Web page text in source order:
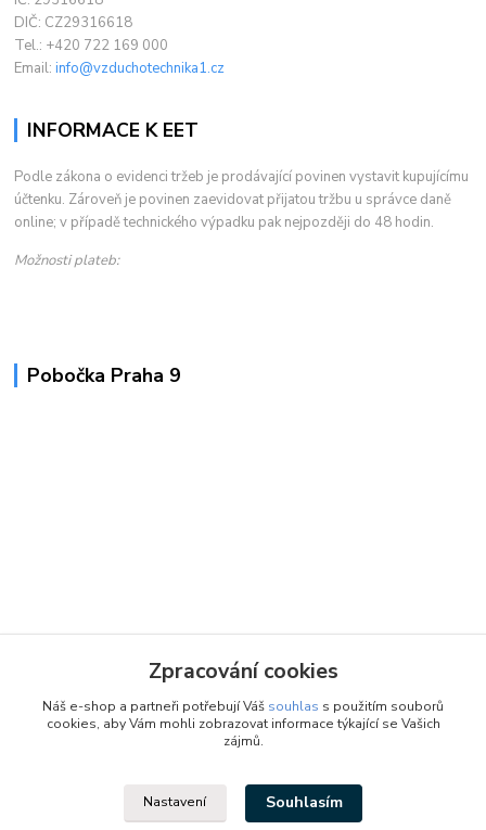
DIČ: CZ29316618
Tel.: +420 722 169 000
Email:info@vzduchotechnika1.cz
INFORMACE K EET
Podle zákona o evidenci tržeb je prodávající povinen vystavit kupujícímu
účtenku. Zároveň je povinen zaevidovat přijatou tržbu u správce daně
online; v případě technického výpadku pak nejpozději do 48 hodin.
Možnosti plateb:
Pobočka Praha 9
Zpracování cookies
Náš e-shop a partneři potřebují Váš souhlas s použitím souborů
cookies, aby Vám mohli zobrazovat informace týkající se Vašich
zájmů.
Nastavení Souhlasím